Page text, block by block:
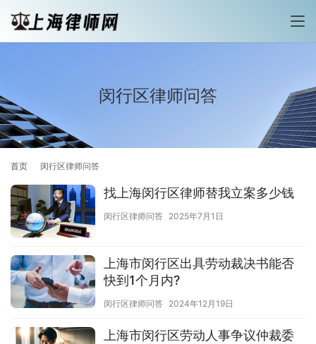
闵行区律师问答
首页 闵行区律师问答
找上海闵行区律师替我立案多少钱
闵行区律师问答 2025年7月1日
上海市闵行区出具劳动裁决书能否
快到1个月内?
闵行区律师问答 2024年12月19日
上海市闵行区劳动人事争议仲裁委